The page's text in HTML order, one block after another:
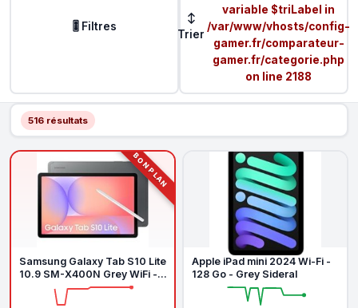
🎚️ Filtres
↕
Trier
variable $triLabel in
/var/www/vhosts/config-
gamer.fr/comparateur-
gamer.fr/categorie.php
on line 2188
516 résultats
BON PLAN
Samsung Galaxy Tab S10 Lite
10.9 SM-X400N Grey WiFi -
128 Go - 6 Go
Apple iPad mini 2024 Wi-Fi -
128 Go - Grey Sideral